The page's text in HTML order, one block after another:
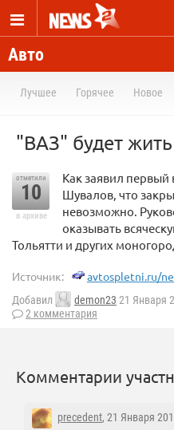
Авто
Лучшее Горячее Новое
"ВАЗ" будет жить
отметили
10
в архиве
Как заявил
Шувалов, что
невозможно.
оказывать
Тольятти и других
Источник: avtospletni.ru/
Добавил demon23 21 Января
2 комментария
Комментарии
precedent, 21 Января